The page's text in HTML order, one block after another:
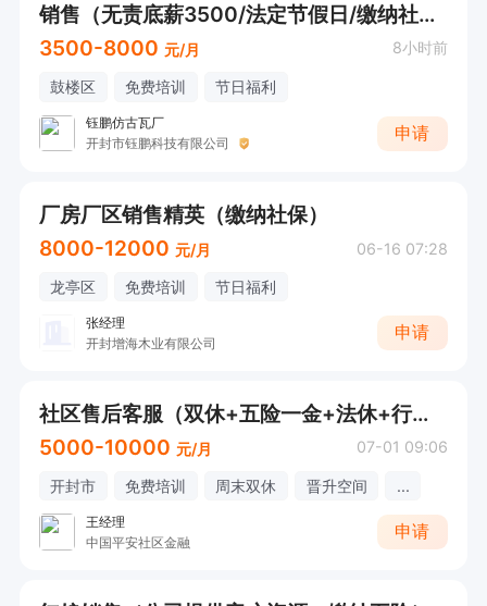
销售（无责底薪3500/法定节假日/缴纳社保）
3500-8000 元/月 8小时前
鼓楼区 免费培训 节日福利
钰鹏仿古瓦厂
开封市钰鹏科技有限公司
申请
厂房厂区销售精英（缴纳社保）
8000-12000 元/月 06-16 07:28
龙亭区 免费培训 节日福利
张经理
开封增海木业有限公司
申请
社区售后客服（双休+五险一金+法休+行政班）
5000-10000 元/月 07-01 09:06
开封市 免费培训 周末双休 晋升空间 ...
王经理
中国平安社区金融
申请